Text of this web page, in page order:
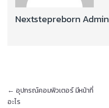
Nextstepreborn Admin
← อุปกรณ์คอมพิวเตอร์ มีหน้าที่
อะไร